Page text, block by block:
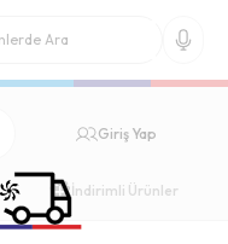
Giriş Yap
İndirimli Ürünler